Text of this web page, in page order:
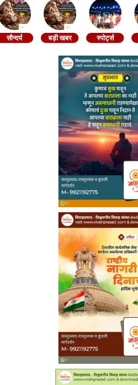
सौन्दर्य बड़ी खबर स्पोर्ट्स